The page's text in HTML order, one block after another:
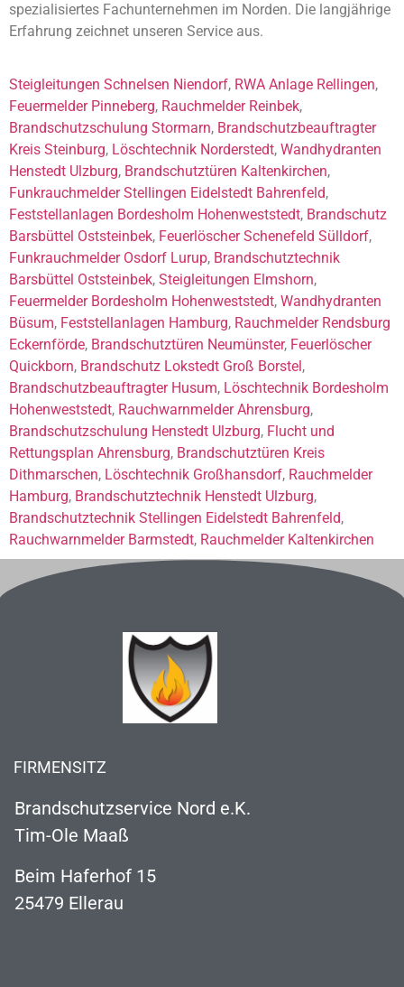
spezialisiertes Fachunternehmen im Norden. Die langjährige
Erfahrung zeichnet unseren Service aus.
Steigleitungen Schnelsen Niendorf, RWA Anlage Rellingen,
Feuermelder Pinneberg, Rauchmelder Reinbek,
Brandschutzschulung Stormarn, Brandschutzbeauftragter
Kreis Steinburg, Löschtechnik Norderstedt, Wandhydranten
Henstedt Ulzburg, Brandschutztüren Kaltenkirchen,
Funkrauchmelder Stellingen Eidelstedt Bahrenfeld,
Feststellanlagen Bordesholm Hohenweststedt, Brandschutz
Barsbüttel Oststeinbek, Feuerlöscher Schenefeld Sülldorf,
Funkrauchmelder Osdorf Lurup, Brandschutztechnik
Barsbüttel Oststeinbek, Steigleitungen Elmshorn,
Feuermelder Bordesholm Hohenweststedt, Wandhydranten
Büsum, Feststellanlagen Hamburg, Rauchmelder Rendsburg
Eckernförde, Brandschutztüren Neumünster, Feuerlöscher
Quickborn, Brandschutz Lokstedt Groß Borstel,
Brandschutzbeauftragter Husum, Löschtechnik Bordesholm
Hohenweststedt, Rauchwarnmelder Ahrensburg,
Brandschutzschulung Henstedt Ulzburg, Flucht und
Rettungsplan Ahrensburg, Brandschutztüren Kreis
Dithmarschen, Löschtechnik Großhansdorf, Rauchmelder
Hamburg, Brandschutztechnik Henstedt Ulzburg,
Brandschutztechnik Stellingen Eidelstedt Bahrenfeld,
Rauchwarnmelder Barmstedt, Rauchmelder Kaltenkirchen
FIRMENSITZ
Brandschutzservice Nord e.K.
Tim-Ole Maaß
Beim Haferhof 15
25479 Ellerau